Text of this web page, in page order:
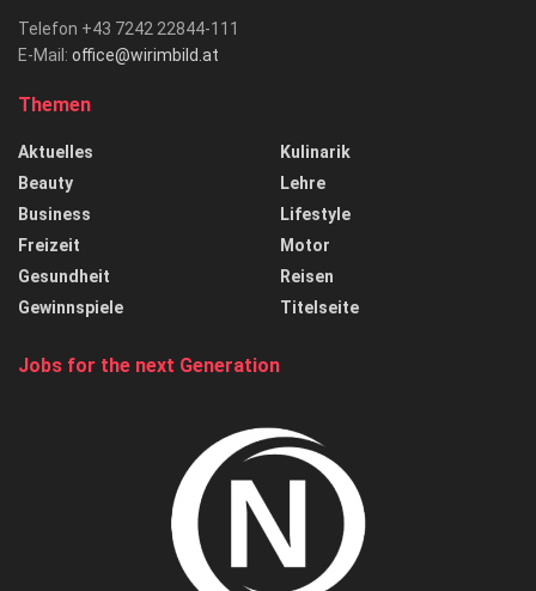
Telefon +43 7242 22844-111
E-Mail: office@wirimbild.at
Themen
Aktuelles
Beauty
Business
Freizeit
Gesundheit
Gewinnspiele
Kulinarik
Lehre
Lifestyle
Motor
Reisen
Titelseite
Jobs for the next Generation